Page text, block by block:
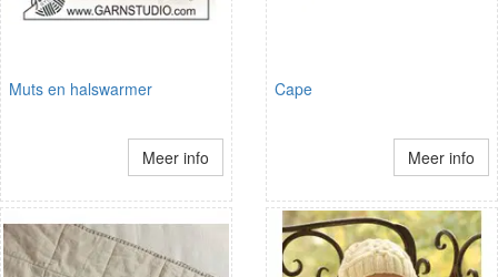
Muts en halswarmer
Meer info
Cape
Meer info